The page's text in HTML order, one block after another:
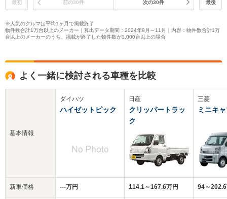
最初 前の30件 次の30件 最後
※人気のクルマは平均1ヶ月で掲載終了
物件数合計1万台以上のメーカー｜算出データ期間：2024年9月～11月｜内容：物件数合計1万
台以上のメーカーのうち、掲載が終了した物件数が1,000台以上の場合
よく一緒に検討される車種を比較
基本情報
新車価格
ダイハツ
ハイゼットピック
‐‐‐万円
日産
クリッパートラッ
ク
114.1～167.6万円
三菱
ミニキ
94～